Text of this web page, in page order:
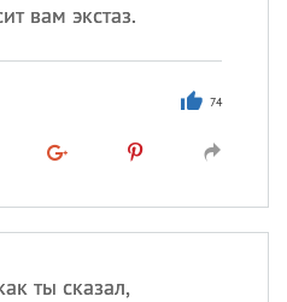
вам экстаз.
74
ты сказал,